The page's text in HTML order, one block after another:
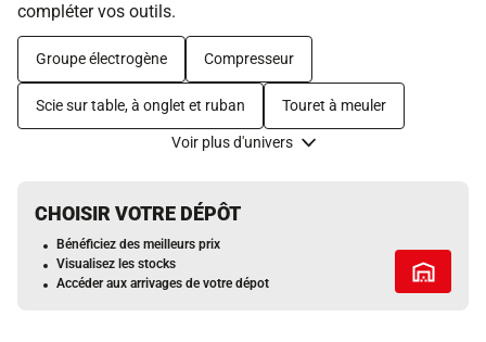
compléter vos outils.
Groupe électrogène Compresseur
Scie sur table, à onglet et ruban Touret à meuler
Voir plus d'univers
CHOISIR VOTRE DÉPÔT
Bénéficiez des meilleurs prix
Visualisez les stocks
Accéder aux arrivages de votre dépot
Tous les